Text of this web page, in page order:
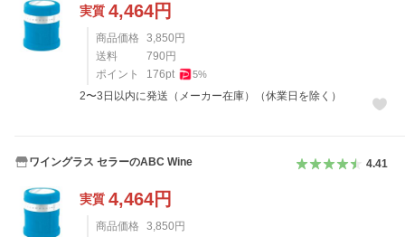
実質 4,464円
商品価格 3,850 円
送料
790 円
ポイント
176pt 5%
2〜3日以内に発送（メーカー在庫）（休業日を除く）
ワイングラス セラーのABC Wine 4.41
実質 4,464円
商品価格 3,850 円